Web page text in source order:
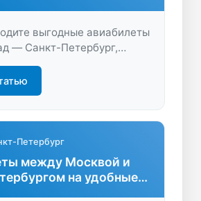
выгодные авиабилеты
— Санкт-Петербург,
цены и выбирайте лучшие
для комфортного
поиск, удобное
Петербург
между Москвой и
на удобные